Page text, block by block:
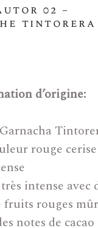
02 –
tintorera
d’origine:
Garnacha
rouge cerise
très intense avec
fruits rouges
notes de cacao